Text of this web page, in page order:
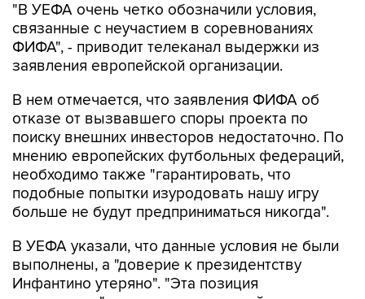
"В УЕФА очень четко обозначили условия,
связанные с неучастием в соревнованиях
ФИФА", - приводит телеканал выдержки из
заявления европейской организации.
В нем отмечается, что заявления ФИФА об
отказе от вызвавшего споры проекта по
поиску внешних инвесторов недостаточно. По
мнению европейских футбольных федераций,
необходимо также "гарантировать, что
подобные попытки изуродовать нашу игру
больше не будут предприниматься никогда".
В УЕФА указали, что данные условия не были
выполнены, а "доверие к президентству
Инфантино утеряно". "Эта позиция